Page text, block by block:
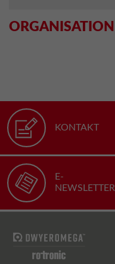
ORGANISATION
KONTAKT
E-
NEWSLETTER